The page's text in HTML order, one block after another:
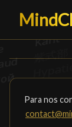
Para nos